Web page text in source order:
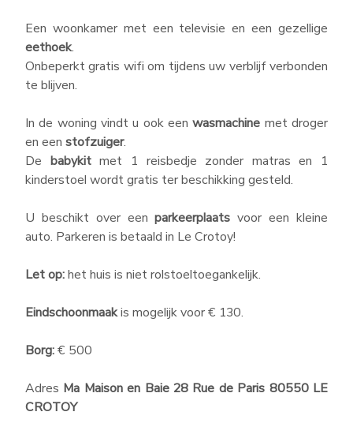
Een woonkamer met een televisie en een gezellige
eethoek.
Onbeperkt gratis wifi om tijdens uw verblijf verbonden
te blijven.
In de woning vindt u ook eenwasmachine met droger
en een stofzuiger.
De babykitmet 1 reisbedje zonder matras en 1
kinderstoel wordt gratis ter beschikking gesteld.
U beschikt over eenparkeerplaats voor een kleine
auto. Parkeren is betaald in Le Crotoy!
Let op:het huis is niet rolstoeltoegankelijk.
Eindschoonmaakis mogelijk voor € 130.
Borg:€ 500
Adres Ma Maison en Baie 28 Rue de Paris 80550 LE
CROTOY
daar tijdens uw verblijf van te laten genieten,
hebben we accommodaties ontworpen, die
voorzien zijn van een verfijnd en knus
comfort. U kunt kiezen uit 3 typen
huuraccommodatie met 3 slaapkamers, geheel
Lodge Les Voiles Premium
40 m² (excl. terras) 6 personen